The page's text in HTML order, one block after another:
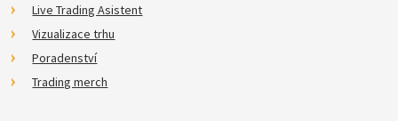
Live Trading Asistent
Vizualizace trhu
Poradenství
Trading merch